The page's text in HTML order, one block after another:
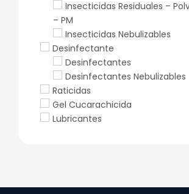
Insecticidas Residuales –
– PM
Insecticidas Nebulizables
Desinfectante
Desinfectantes
Desinfectantes Nebulizables
Raticidas
Gel Cucarachicida
Lubricantes